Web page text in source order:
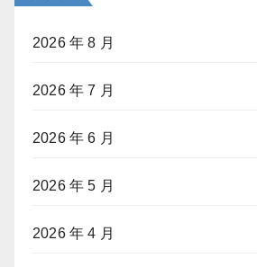
2026 年 8 月
2026 年 7 月
2026 年 6 月
2026 年 5 月
2026 年 4 月